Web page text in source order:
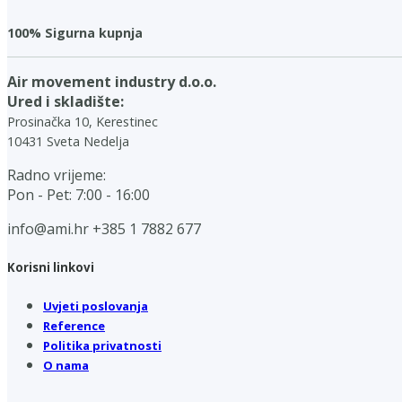
100% Sigurna kupnja
Air movement industry d.o.o.
Ured i skladište:
Prosinačka 10, Kerestinec
10431 Sveta Nedelja
Radno vrijeme:
Pon - Pet: 7:00 - 16:00
info@ami.hr +385 1 7882 677
Korisni linkovi
Uvjeti poslovanja
Reference
Politika privatnosti
O nama